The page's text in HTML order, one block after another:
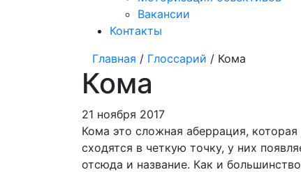
Вакансии
Контакты
Главная / Глоссарий / Кома
Кома
21 ноября 2017
Кома это сложная аберрация,
сходятся в четкую точку, у них
отсюда и название. Как и